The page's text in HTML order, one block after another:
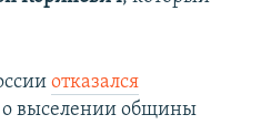
отказался
выселении общины